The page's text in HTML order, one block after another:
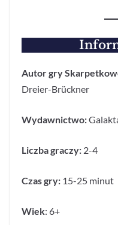
Autor gry
Dreier-Brückner
Wydawnictwo:
Liczba graczy: 2-4
Czas gry: 15-25 minut
Wiek: 6+